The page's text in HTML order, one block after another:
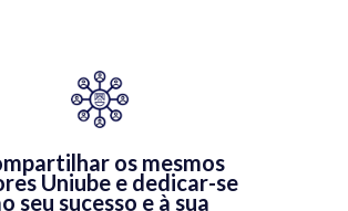
os mesmos
Uniube e dedicar-se
seu sucesso e à sua